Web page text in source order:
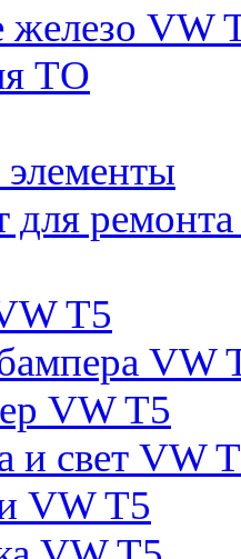
железо VW
ТО
для
T5
VW
VW T5
и свет VW
VW T5